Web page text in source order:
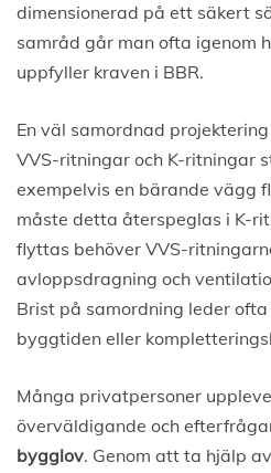
dimensionerad på ett säkert
samråd går man ofta igenom
uppfyller kraven i BBR.
En väl samordnad
VVS-ritningar och K-ritningar
exempelvis en bärande vägg
måste detta återspeglas i K-
flyttas behöver VVS-
avloppsdragning och
Brist på samordning leder
byggtiden eller
Många privatpersoner
överväldigande och
bygglov. Genom att ta hjälp